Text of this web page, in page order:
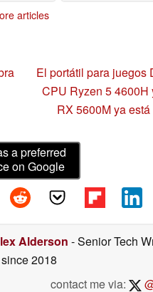
articles
El portátil para juegos
CPU Ryzen 5 4600H
RX 5600M ya
a preferred
on Google
Alderson - Senior Tech
since 2018
contact me via: